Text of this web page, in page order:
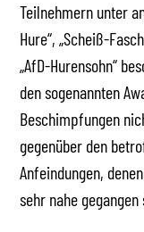
Teilnehmern unter
Hure“, „Scheiß-
„AfD-Hurensohn“
den sogenannten
Beschimpfungen
gegenüber den
Anfeindungen,
sehr nahe